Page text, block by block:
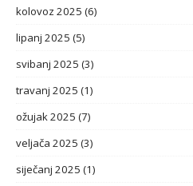
kolovoz 2025 (6)
lipanj 2025 (5)
svibanj 2025 (3)
travanj 2025 (1)
ožujak 2025 (7)
veljača 2025 (3)
siječanj 2025 (1)